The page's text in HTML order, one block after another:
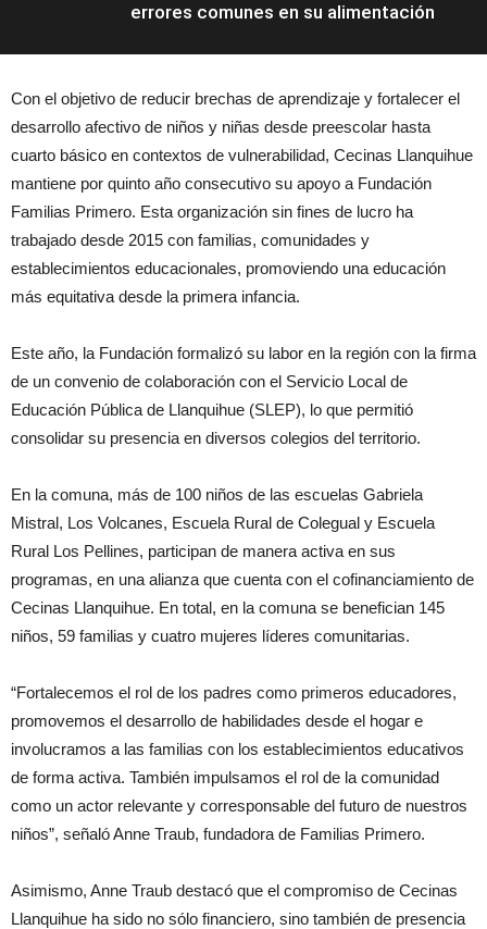
Educación
errores comunes en su alimentación
Con el objetivo de reducir brechas de aprendizaje y fortalecer el
desarrollo afectivo de niños y niñas desde preescolar hasta
cuarto básico en contextos de vulnerabilidad, Cecinas Llanquihue
mantiene por quinto año consecutivo su apoyo a Fundación
Familias Primero. Esta organización sin fines de lucro ha
trabajado desde 2015 con familias, comunidades y
establecimientos educacionales, promoviendo una educación
más equitativa desde la primera infancia.
Este año, la Fundación formalizó su labor en la región con la firma
de un convenio de colaboración con el Servicio Local de
Educación Pública de Llanquihue (SLEP), lo que permitió
consolidar su presencia en diversos colegios del territorio.
En la comuna, más de 100 niños de las escuelas Gabriela
Mistral, Los Volcanes, Escuela Rural de Colegual y Escuela
Rural Los Pellines, participan de manera activa en sus
programas, en una alianza que cuenta con el cofinanciamiento de
Cecinas Llanquihue. En total, en la comuna se benefician 145
niños, 59 familias y cuatro mujeres líderes comunitarias.
“Fortalecemos el rol de los padres como primeros educadores,
promovemos el desarrollo de habilidades desde el hogar e
involucramos a las familias con los establecimientos educativos
de forma activa. También impulsamos el rol de la comunidad
como un actor relevante y corresponsable del futuro de nuestros
niños”, señaló Anne Traub, fundadora de Familias Primero.
Asimismo, Anne Traub destacó que el compromiso de Cecinas
Llanquihue ha sido no sólo financiero, sino también de presencia